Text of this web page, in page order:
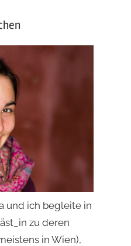
und ich begleite in
zu deren
in Wien),